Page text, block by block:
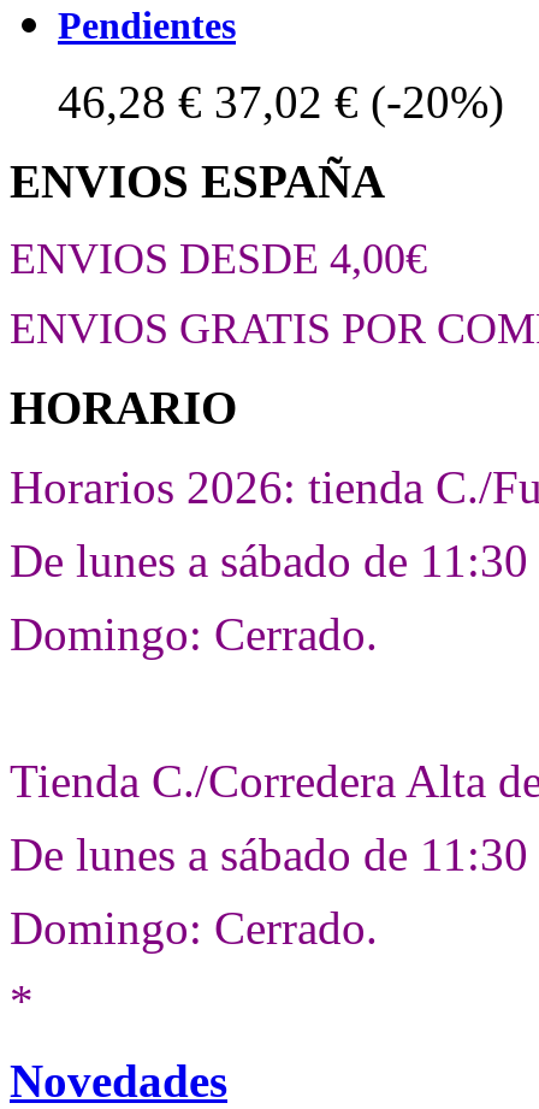
Pendientes
46,28 € 37,02 € (-20%)
ENVIOS ESPAÑA
ENVIOS DESDE 4,00€
ENVIOS GRATIS POR
HORARIO
Horarios 2026: tienda C./
De lunes a sábado de
Domingo: Cerrado.
Tienda C./Corredera Alta
De lunes a sábado de
Domingo: Cerrado.
*
Novedades